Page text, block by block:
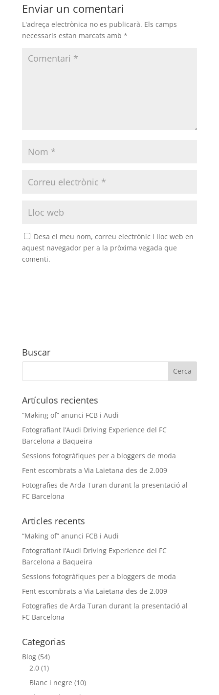
Enviar un comentari
L'adreça electrònica no es publicarà. Els camps
necessaris estan marcats amb *
Desa el meu nom, correu electrònic i lloc web en
aquest navegador per a la pròxima vegada que
comenti.
Buscar
Artículos recientes
“Making of” anunci FCB i Audi
Fotografiant l’Audi Driving Experience del FC
Barcelona a Baqueira
Sessions fotogràfiques per a bloggers de moda
Fent escombrats a Via Laietana des de 2.009
Fotografies de Arda Turan durant la presentació al
FC Barcelona
Articles recents
“Making of” anunci FCB i Audi
Fotografiant l’Audi Driving Experience del FC
Barcelona a Baqueira
Sessions fotogràfiques per a bloggers de moda
Fent escombrats a Via Laietana des de 2.009
Fotografies de Arda Turan durant la presentació al
FC Barcelona
Categorias
Blog(54)
2.0(1)
Blanc i negre (10)